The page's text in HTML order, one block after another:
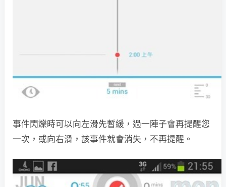
事件閃爍時可以向左滑先暫緩，過一陣子會再提醒您
一次，或向右滑，該事件就會消失，不再提醒。